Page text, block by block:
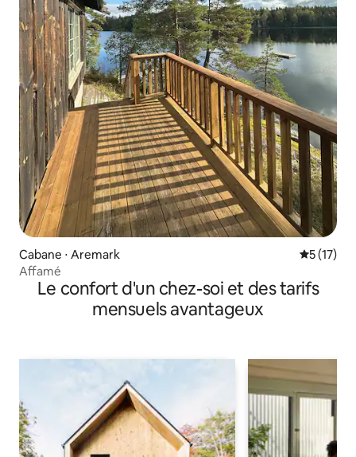
Cabane ⋅ Aremark
5 (17)
Affamé
Le confort d'un chez-soi et des tarifs
mensuels avantageux